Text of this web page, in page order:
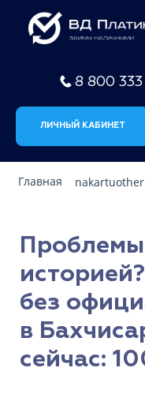
8 800
ЛИЧНЫЙ КАБИНЕТ
Главная nakartuother
без
в
сейчас: